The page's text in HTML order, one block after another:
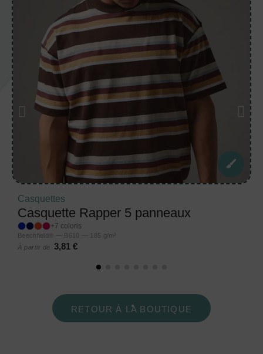
Casquettes
Casquette Rapper 5 panneaux
+7 coloris
Beechfield® — B610 — 185 g/m²
À partir de
3,81 €
RETOUR À LA BOUTIQUE